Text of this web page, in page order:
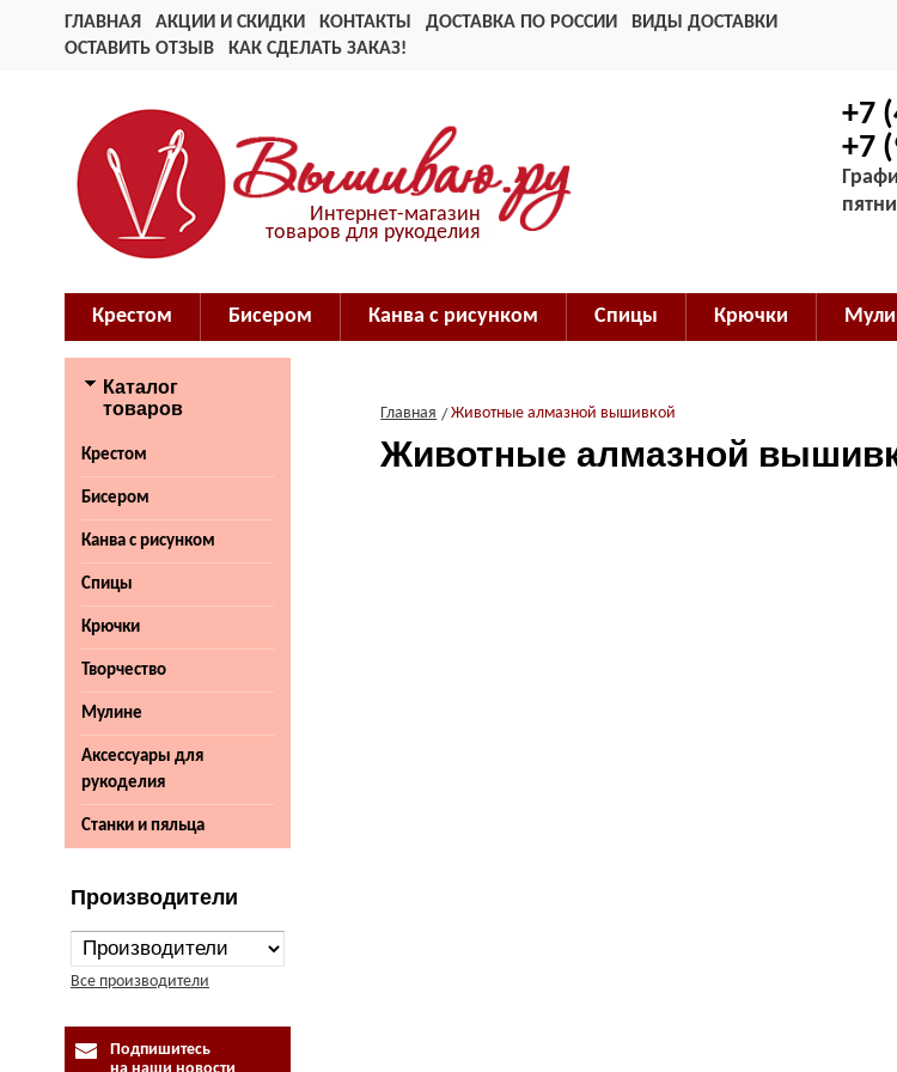
ГЛАВНАЯ АКЦИИ И СКИДКИ КОНТАКТЫ ДОСТАВКА ПО РОССИИ
ВИДЫ ДОСТАВКИ
ОСТАВИТЬ ОТЗЫВ
КАК СДЕЛАТЬ ЗАКАЗ!
Интернет-магазин
товаров для рукоделия
+7
+7
Крестом Бисером Канва с рисунком Спицы Крючки
Каталог
товаров
Крестом
Бисером
Канва с рисунком
Спицы
Крючки
Творчество
Мулине
Аксессуары для
рукоделия
Станки и пяльца
Производители
Все производители
Подпишитесь
Главная Животные алмазной вышивкой
Животные алмазной